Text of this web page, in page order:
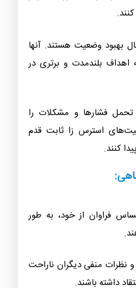
هستند و توانایی‌های هنری،
می‌باشند.
و مستقل بودن در
دارند به طور مستقل و
بهبود وضعیت هستند. آنها
بلندمدت و برتری در
تحمل فشارها و مشکلات را
استرس زا ثابت قدم
کنند.